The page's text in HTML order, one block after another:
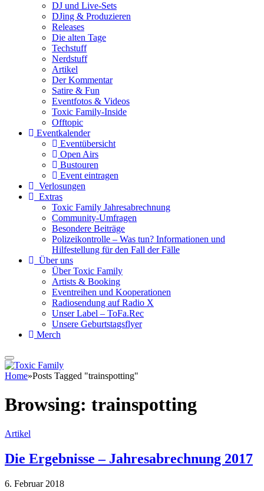
DJ und Live-Sets
DJing & Produzieren
Releases
Die alten Tage
Techstuff
Nerdstuff
Artikel
Der Kommentar
Satire & Fun
Eventfotos & Videos
Toxic Family-Inside
Offtopic
Eventkalender
Eventübersicht
Open Airs
Bustouren
Event eintragen
Verlosungen
Extras
Toxic Family Jahresabrechnung
Community-Umfragen
Besondere Beiträge
Polizeikontrolle – Was tun? Informationen und
Hilfestellung für den Fall der Fälle
Über uns
Über Toxic Family
Artists & Booking
Eventreihen und Kooperationen
Radiosendung auf Radio X
Unser Label – ToFa.Rec
Unsere Geburtstagsflyer
Merch
Home»Posts Tagged "trainspotting"
Browsing: trainspotting
Artikel
Die Ergebnisse – Jahresabrechnung 2017
6. Februar 2018